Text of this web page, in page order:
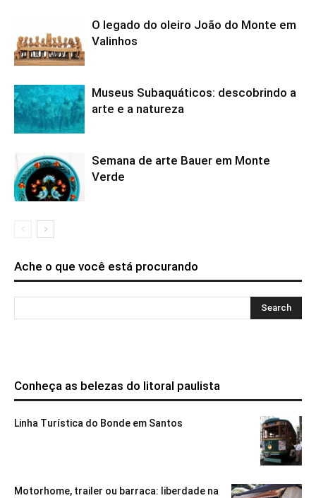
O legado do oleiro João do Monte em
Valinhos
Museus Subaquáticos: descobrindo a
arte e a natureza
Semana de arte Bauer em Monte
Verde
Ache o que você está procurando
Conheça as belezas do litoral paulista
Linha Turística do Bonde em Santos
Motorhome, trailer ou barraca: liberdade na